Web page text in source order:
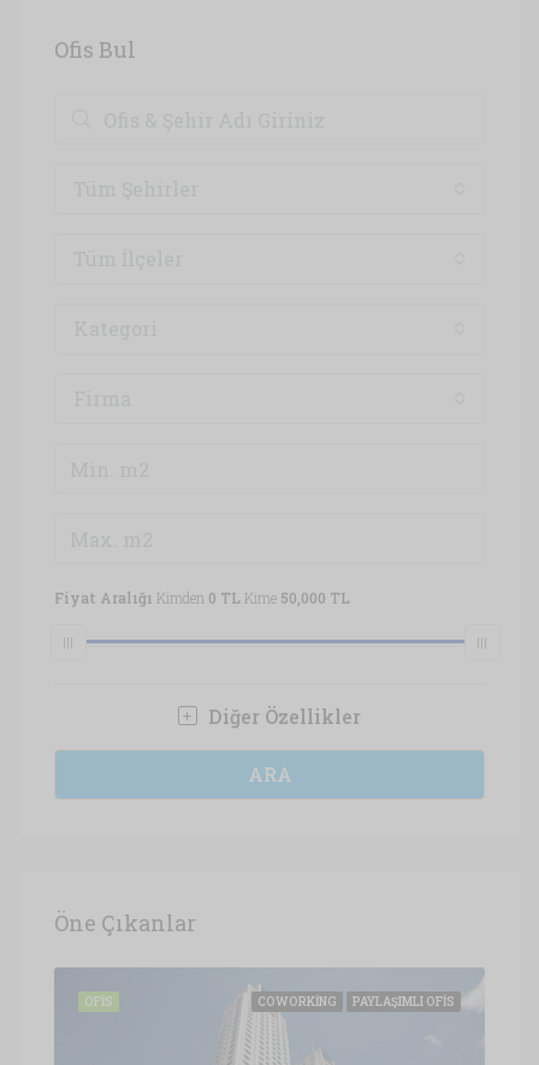
Ofis Bul
Fiyat Aralığı Kimden 0 TL Kime 50,000 TL
Diğer Özellikler
ARA
Öne Çıkanlar
COWORKING PAYLAŞIMLI OFIS
OFIS